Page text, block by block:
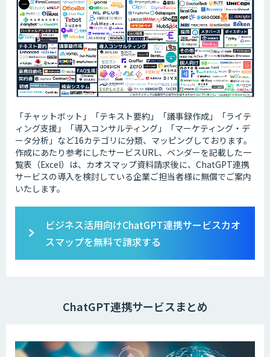
「チャットボット」「テキスト要約」「議事録作成」「ライテ
ィング支援」「導入コンサルティング」「マーケティング・デ
ータ分析」など16カテゴリに分類、マッピングしております。
作成にあたり参考にしたサービスURL、ベンダーを記載した一
覧表（Excel）は、カオスマップ資料請求後に、ChatGPT連携
サービスの導入を検討している企業ご担当者様に無償でご案内
いたします。
ビジネス活用向けChatGPT連携サービスカオ
スマップを無料で請求する
ChatGPT連携サービスまとめ